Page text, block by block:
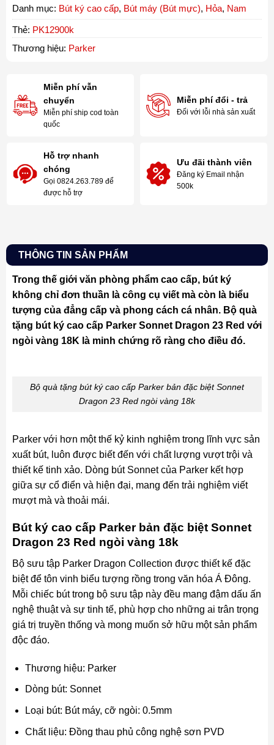
Danh mục: Bút ký cao cấp, Bút máy (Bút mực), Hỏa, Nam
Thẻ: PK12900k
Thương hiệu: Parker
Miễn phí vẫn
chuyển
Miễn phí ship cod toàn
quốc
Miễn phí đổi - trả
Đối với lỗi nhà sản xuất
Hỗ trợ nhanh
chóng
Gọi 0824.263.789 để
được hỗ trợ
Ưu đãi thành viên
Đăng ký Email nhận
500k
THÔNG TIN SẢN PHẨM
Trong thế giới văn phòng phẩm cao cấp, bút ký
không chỉ đơn thuần là công cụ viết mà còn là biểu
tượng của đẳng cấp và phong cách cá nhân. Bộ quà
tặng bút ký cao cấp Parker Sonnet Dragon 23 Red với
ngòi vàng 18K là minh chứng rõ ràng cho điều đó.
Bộ quà tặng bút ký cao cấp Parker bản đặc biệt Sonnet
Dragon 23 Red ngòi vàng 18k
Parker với hơn một thế kỷ kinh nghiệm trong lĩnh vực sản
xuất bút, luôn được biết đến với chất lượng vượt trội và
thiết kế tinh xảo. Dòng bút Sonnet của Parker kết hợp
giữa sự cổ điển và hiện đại, mang đến trải nghiệm viết
mượt mà và thoải mái.
Bút ký cao cấp Parker bản đặc biệt Sonnet
Dragon 23 Red ngòi vàng 18k
Bộ sưu tập Parker Dragon Collection được thiết kế đặc
biệt để tôn vinh biểu tượng rồng trong văn hóa Á Đông.
Mỗi chiếc bút trong bộ sưu tập này đều mang đậm dấu ấn
nghệ thuật và sự tinh tế, phù hợp cho những ai trân trọng
giá trị truyền thống và mong muốn sở hữu một sản phẩm
độc đáo.
Thương hiệu: Parker
Dòng bút: Sonnet
Loại bút: Bút máy, cỡ ngòi: 0.5mm
Chất liệu: Đồng thau phủ công nghệ sơn PVD